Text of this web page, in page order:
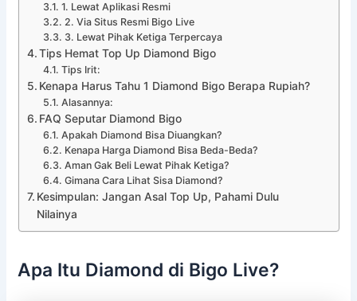
1. Lewat Aplikasi Resmi
2. Via Situs Resmi Bigo Live
3. Lewat Pihak Ketiga Terpercaya
Tips Hemat Top Up Diamond Bigo
Tips Irit:
Kenapa Harus Tahu 1 Diamond Bigo Berapa Rupiah?
Alasannya:
FAQ Seputar Diamond Bigo
Apakah Diamond Bisa Diuangkan?
Kenapa Harga Diamond Bisa Beda-Beda?
Aman Gak Beli Lewat Pihak Ketiga?
Gimana Cara Lihat Sisa Diamond?
Kesimpulan: Jangan Asal Top Up, Pahami Dulu
Nilainya
Apa Itu Diamond di Bigo Live?